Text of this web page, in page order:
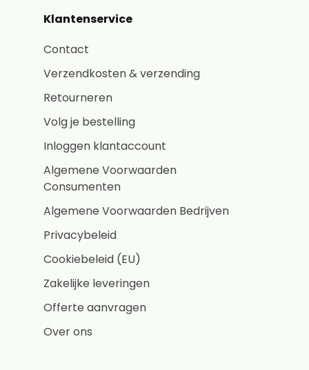
Klantenservice
Contact
Verzendkosten & verzending
Retourneren
Volg je bestelling
Inloggen klantaccount
Algemene Voorwaarden
Consumenten
Algemene Voorwaarden Bedrijven
Privacybeleid
Cookiebeleid (EU)
Zakelijke leveringen
Offerte aanvragen
Over ons